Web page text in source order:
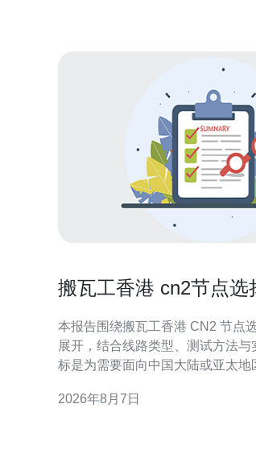
搬瓦工香港 cn2节点选
本报告围绕搬瓦工香港 CN2 节点
展开，结合线路类型、测试方法与
标是为需要面向中国大陆或亚太地
选择最合适的线路。 什么是搬瓦工香港 CN2 节点 搬
2026年8月7日